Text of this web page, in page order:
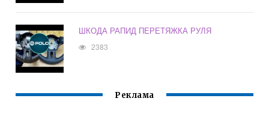
ШКОДА РАПИД ПЕРЕТЯЖКА РУЛЯ
2383
Реклама